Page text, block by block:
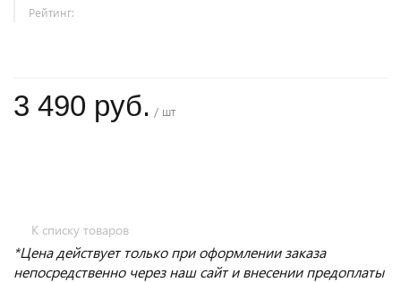
Рейтинг:
3 490 руб. / шт
К списку товаров
*Цена действует только при оформлении заказа
непосредственно через наш сайт и внесении предоплаты